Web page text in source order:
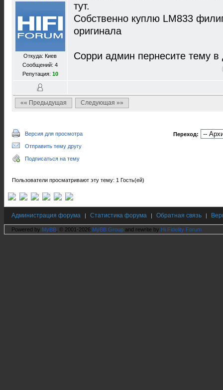
Откуда: Киев
Сообщений: 4
Репутация: 10
тут.
Собственно куплю LM833
оригинала
Сорри админ пернесите тему в
«« Предыдущая Следующая »»
Версия для просмотра
Отправить тему другу
Подписаться на тему
Переход:
Пользователи просматривают эту тему: 1 Гость(ей)
Администрация форума | Статистика форума | Обратная связь |
Powered by MyBB , © 2001-2026 MyBB Group and rewrite by Hi Fidelity Forum